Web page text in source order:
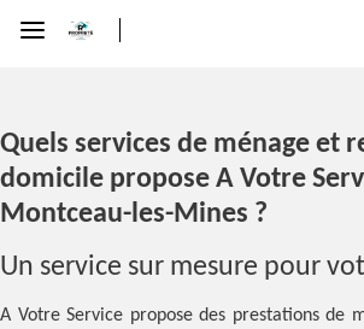
Quels services de ménage et
domicile propose A Votre
Montceau-les-Mines ?
Un service sur mesure pour
A Votre Service propose des prestations de